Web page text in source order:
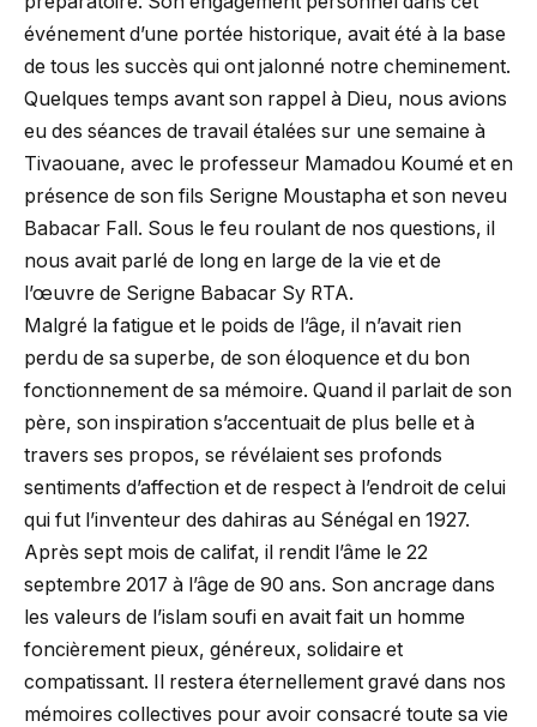
événement d’une portée historique, avait été à la base
de tous les succès qui ont jalonné notre cheminement.
Quelques temps avant son rappel à Dieu, nous avions
eu des séances de travail étalées sur une semaine à
Tivaouane, avec le professeur Mamadou Koumé et en
présence de son fils Serigne Moustapha et son neveu
Babacar Fall. Sous le feu roulant de nos questions, il
nous avait parlé de long en large de la vie et de
l’œuvre de Serigne Babacar Sy RTA.
Malgré la fatigue et le poids de l’âge, il n’avait rien
perdu de sa superbe, de son éloquence et du bon
fonctionnement de sa mémoire. Quand il parlait de son
père, son inspiration s’accentuait de plus belle et à
travers ses propos, se révélaient ses profonds
sentiments d’affection et de respect à l’endroit de celui
qui fut l’inventeur des dahiras au Sénégal en 1927.
Après sept mois de califat, il rendit l’âme le 22
septembre 2017 à l’âge de 90 ans. Son ancrage dans
les valeurs de l’islam soufi en avait fait un homme
foncièrement pieux, généreux, solidaire et
compatissant. Il restera éternellement gravé dans nos
mémoires collectives pour avoir consacré toute sa vie